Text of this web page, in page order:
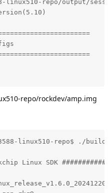
linux510-repo$ ./
notice warning error fatal
linux510-repo/output/